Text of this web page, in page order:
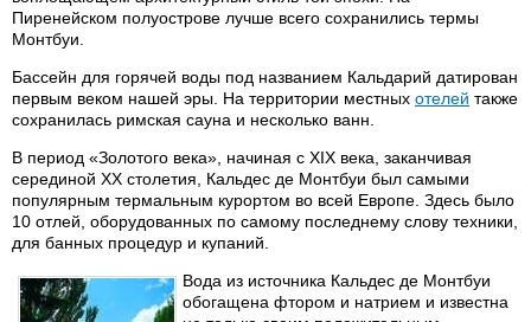
Пиренейском полуострове лучше всего сохранились термы
Монтбуи.
Бассейн для горячей воды под названием Кальдарий датирован
первым веком нашей эры. На территории местных отелей также
сохранилась римская сауна и несколько ванн.
В период «Золотого века», начиная с XIX века, заканчивая
серединой XX столетия, Кальдес де Монтбуи был самыми
популярным термальным курортом во всей Европе. Здесь было
10 отлей, оборудованных по самому последнему слову техники,
для банных процедур и купаний.
Вода из источника Кальдес де Монтбуи
обогащена фтором и натрием и известна